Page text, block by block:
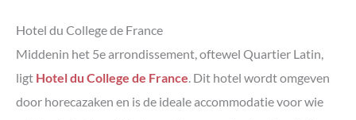
Hotel Les Bulles De Paris
123paris city
De leukste wijken in Parijs
Wat te zien en doen in Parijs
Hotel du College de France
Middenin het 5e arrondissement, oftewel Quartier Latin,
ligt Hotel du College de France . Dit hotel wordt omgeven
door horecazaken en is de ideale accommodatie voor wie